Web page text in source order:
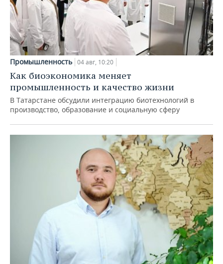
Промышленность 04 авг, 10:20
Как биоэкономика меняет
промышленность и качество жизни
В Татарстане обсудили интеграцию биотехнологий в
производство, образование и социальную сферу